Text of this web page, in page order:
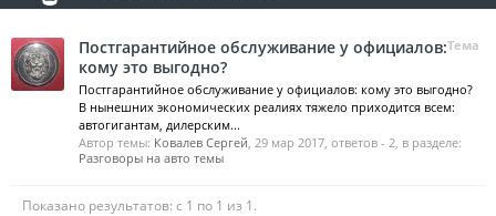
Тема
Постгарантийное обслуживание у официалов:
кому это выгодно?
Постгарантийное обслуживание у официалов: кому это выгодно?
В нынешних экономических реалиях тяжело приходится всем:
автогигантам, дилерским...
Автор темы: Ковалев Сергей, 29 мар 2017, ответов - 2, в разделе:
Разговоры на авто темы
Показано результатов: с 1 по 1 из 1.